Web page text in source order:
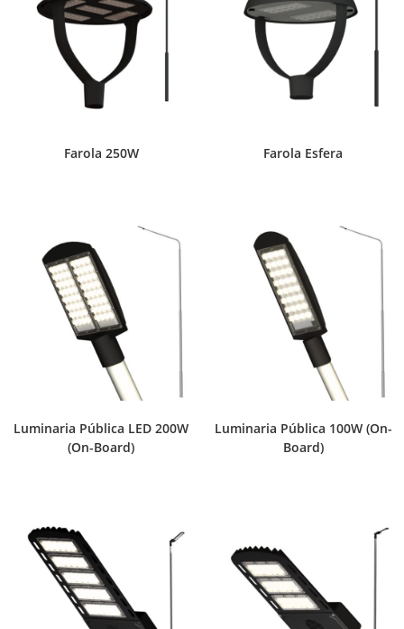
Farola 250W Farola Esfera
Luminaria Pública LED 200W
(On-Board)
Luminaria Pública 100W (On-
Board)